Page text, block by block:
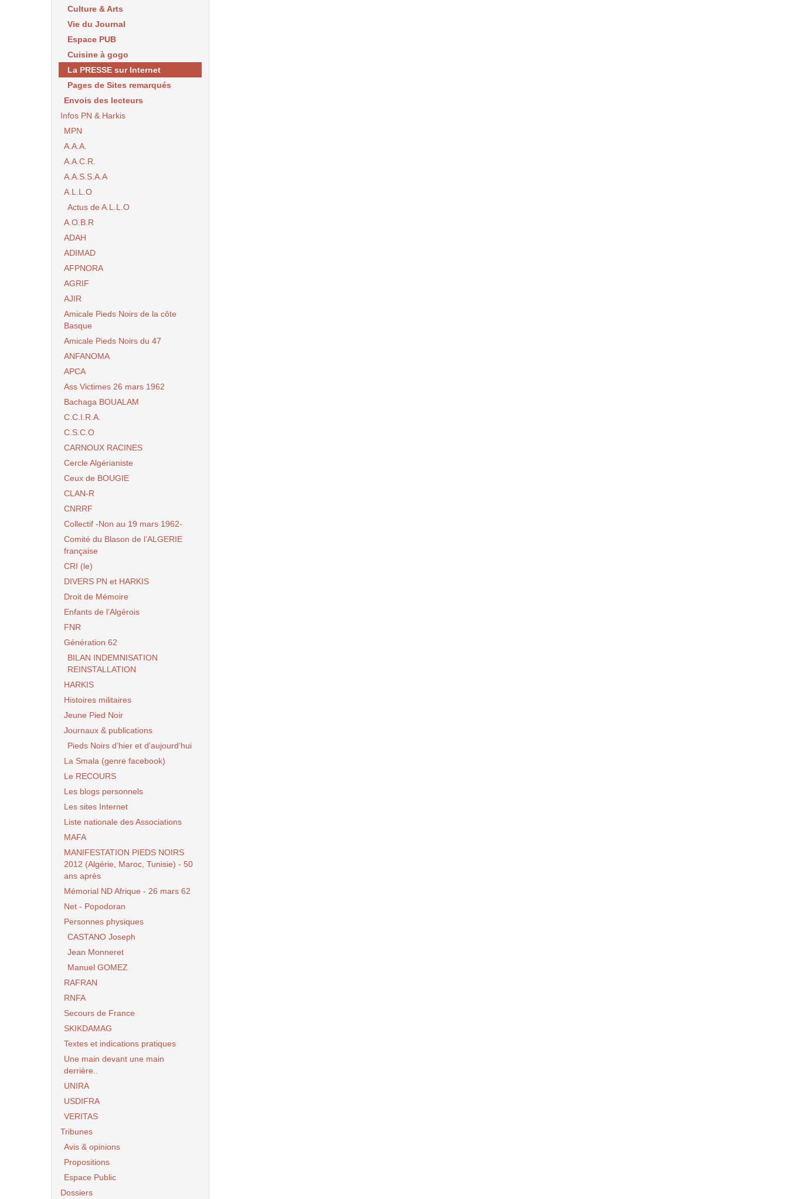
Culture & Arts
Vie du Journal
Espace PUB
Cuisine à gogo
La PRESSE sur Internet
Pages de Sites remarqués
Envois des lecteurs
Infos PN & Harkis
MPN
A.A.A.
A.A.C.R.
A.A.S.S.A.A
A.L.L.O
Actus de A.L.L.O
A.O.B.R
ADAH
ADIMAD
AFPNORA
AGRIF
AJIR
Amicale Pieds Noirs de la côte
Basque
Amicale Pieds Noirs du 47
ANFANOMA
APCA
Ass Victimes 26 mars 1962
Bachaga BOUALAM
C.C.I.R.A.
C.S.C.O
CARNOUX RACINES
Cercle Algérianiste
Ceux de BOUGIE
CLAN-R
CNRRF
Collectif -Non au 19 mars 1962-
Comité du Blason de l’ALGERIE
française
CRI (le)
DIVERS PN et HARKIS
Droit de Mémoire
Enfants de l’Algérois
FNR
Génération 62
BILAN INDEMNISATION
REINSTALLATION
HARKIS
Histoires militaires
Jeune Pied Noir
Journaux & publications
Pieds Noirs d’hier et d’aujourd’hui
La Smala (genre facebook)
Le RECOURS
Les blogs personnels
Les sites Internet
Liste nationale des Associations
MAFA
MANIFESTATION PIEDS NOIRS
2012 (Algérie, Maroc, Tunisie) - 50
ans après
Mémorial ND Afrique - 26 mars 62
Net - Popodoran
Personnes physiques
CASTANO Joseph
Jean Monneret
Manuel GOMEZ
RAFRAN
RNFA
Secours de France
SKIKDAMAG
Textes et indications pratiques
Une main devant une main
derrière..
UNIRA
USDIFRA
VERITAS
Tribunes
Avis & opinions
Propositions
Espace Public
Dossiers